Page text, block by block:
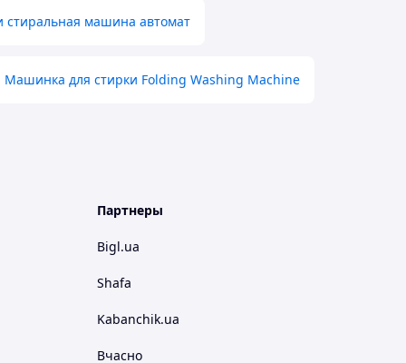
машина автомат
Машинка для стирки Folding Washing Machine
Партнеры
Bigl.ua
Shafa
Kabanchik.ua
Вчасно